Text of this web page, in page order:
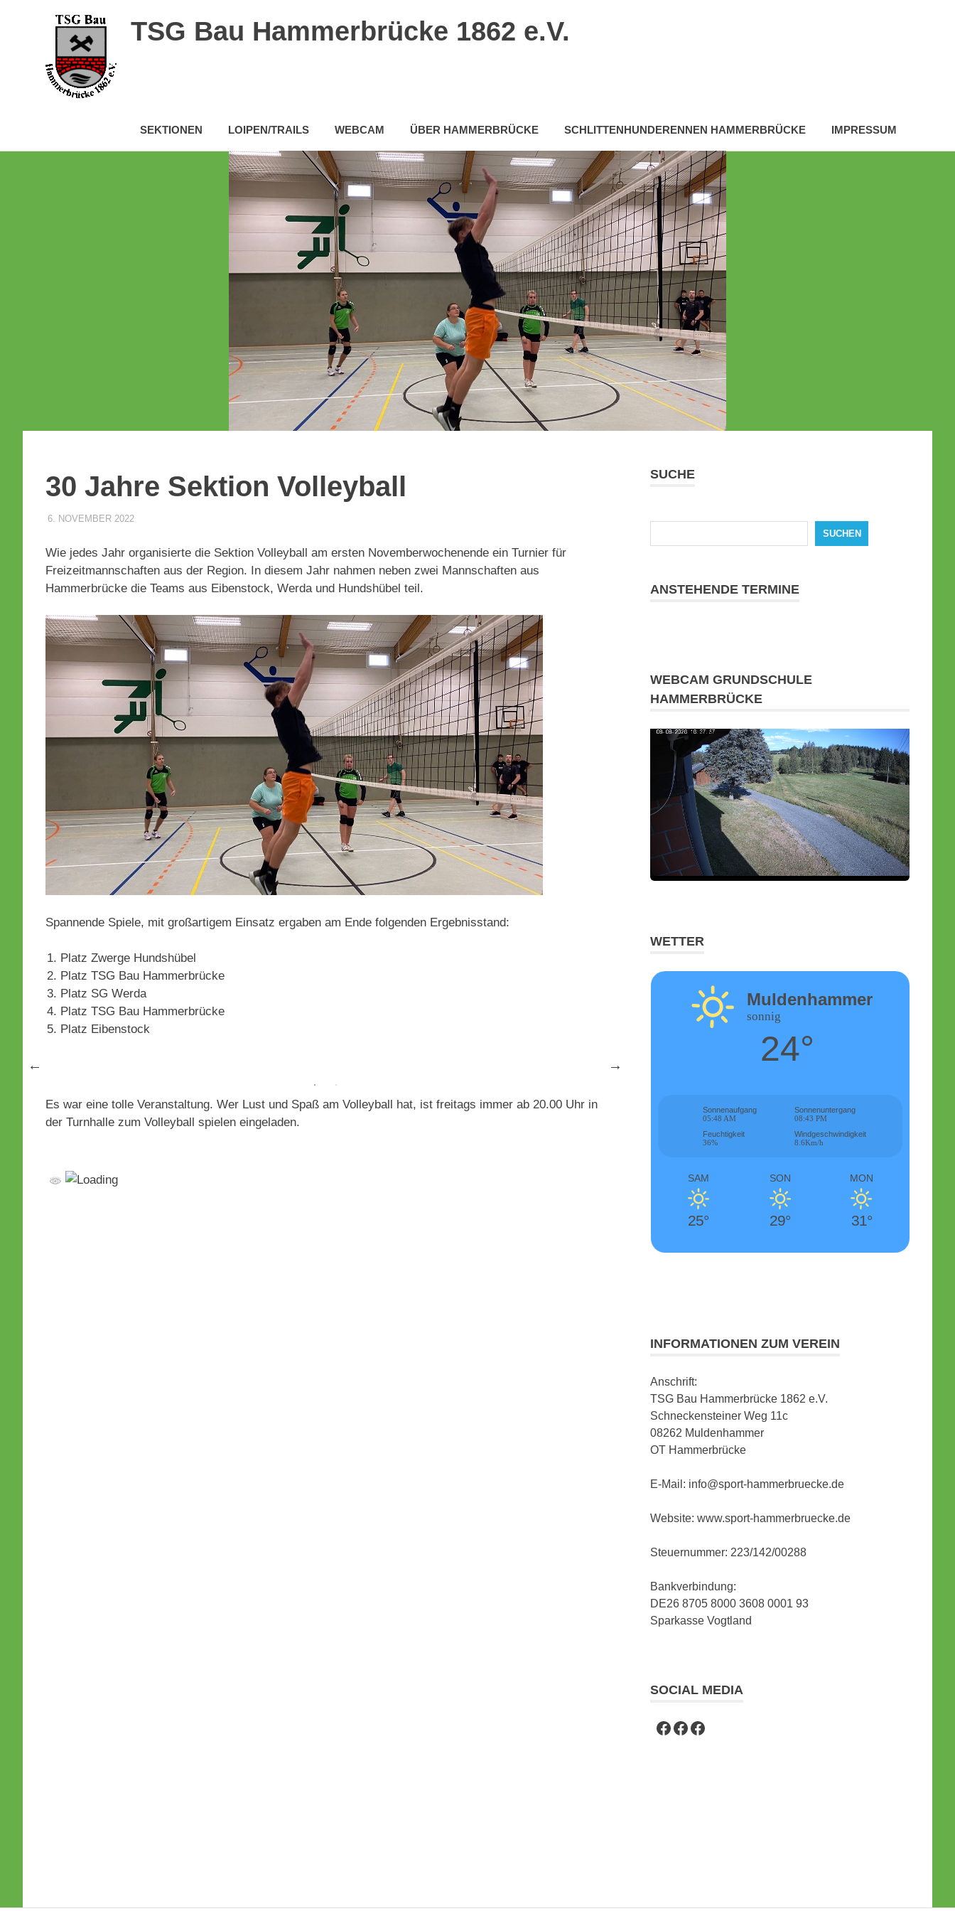
TSG Bau Hammerbrücke 1862 e.V.
SEKTIONEN LOIPEN/TRAILS WEBCAM ÜBER HAMMERBRÜCKE SCHLITTENHUNDERENNEN HAMMERBRÜCKE IMPRESSUM
30 Jahre Sektion Volleyball
6. NOVEMBER 2022JS
UNCATEGORIZED
Wie jedes Jahr organisierte die Sektion Volleyball am ersten Novemberwochenende ein Turnier für
Freizeitmannschaften aus der Region. In diesem Jahr nahmen neben zwei Mannschaften aus
Hammerbrücke die Teams aus Eibenstock, Werda und Hundshübel teil.
Spannende Spiele, mit großartigem Einsatz ergaben am Ende folgenden Ergebnisstand:
Platz Zwerge Hundshübel
Platz TSG Bau Hammerbrücke
Platz SG Werda
Platz TSG Bau Hammerbrücke
Platz Eibenstock
Es war eine tolle Veranstaltung. Wer Lust und Spaß am Volleyball hat, ist freitags immer ab 20.00 Uhr in
der Turnhalle zum Volleyball spielen eingeladen.
SUCHE
SUCHEN
ANSTEHENDE TERMINE
WEBCAM GRUNDSCHULE
HAMMERBRÜCKE
WETTER
Muldenhammer
sonnig
24°
Sonnenaufgang
05:48 AM
Sonnenuntergang
08:43 PM
Feuchtigkeit
36%
Windgeschwindigkeit
8.6Km/h
SAM
25°
SON
29°
MON
31°
INFORMATIONEN ZUM VEREIN
Anschrift:
TSG Bau Hammerbrücke 1862 e.V.
Schneckensteiner Weg 11c
08262 Muldenhammer
OT Hammerbrücke
E-Mail: info@sport-hammerbruecke.de
Website: www.sport-hammerbruecke.de
Steuernummer: 223/142/00288
Bankverbindung:
DE26 8705 8000 3608 0001 93
Sparkasse Vogtland
SOCIAL MEDIA
TSG Bau Hammerbrücke
Berglandlauf
Schlittenhunderennen Hammerbrücke